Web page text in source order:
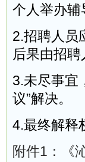
个人举办辅
2.招聘人员
后果由招聘
3.未尽事宜
议”解决。
4.最终解释
附件1：《